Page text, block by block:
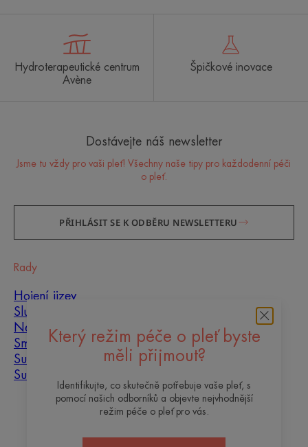
Který režim péče o pleť byste
měli přijmout?
Identifikujte, co skutečně potřebuje vaše pleť, s
pomocí našich odborníků a objevte nejvhodnější
režim péče o pleť pro vás.
Hydroterapeutické centrum
Avène
Špičkové inovace
Dostávejte náš newsletter
Jsme tu vždy pro vaši pleť! Všechny naše tipy pro každodenní péči
o pleť.
PŘIHLÁSIT SE K ODBĚRU NEWSLETTERU
Rady
Hojení jizev
Slunce
Nedokonalosti pleti
Smíšená pleť
Suchá pleť
Suchost a dehydratace
O nás
KontaktČasto kladené otázky